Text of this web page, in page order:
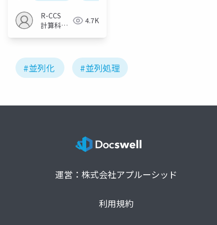
R-CCS
計算科学
4.7K
#並列化 #並列処理
運営：株式会社アプルーシッド
利用規約